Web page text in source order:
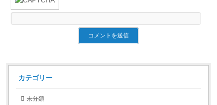
カテゴリー
未分類